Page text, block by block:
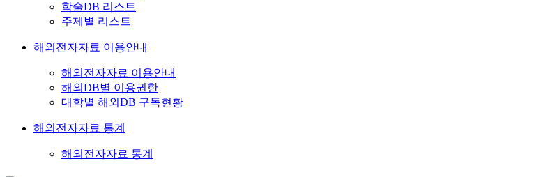
학술DB 리스트
주제별 리스트
해외전자자료 이용안내
해외전자자료 이용안내
해외DB별 이용권한
대학별 해외DB 구독현황
해외전자자료 통계
해외전자자료 통계